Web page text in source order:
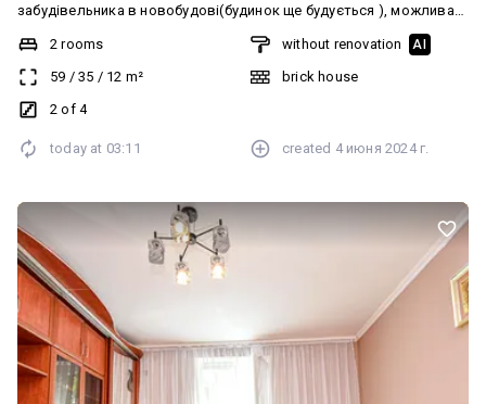
забудівельника в новобудові(будинок ще будується ), можлива
розтрочка . Планова здача 2026рік. У вартість входить вхідні
двері, металопластикові якісні вікна , штукатурка стін (тільки
цегла), лічидьники Біль детальніше по телефону.
2 rooms
59 / 35 / 12 m²
2 of 4
without renovation AI
brick house
today at 03:11 created 4 июня 2024 г.